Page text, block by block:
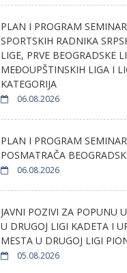
PLAN I PROGRAM
SPORTSKIH RADNIKA
LIGE, PRVE BEOGRADSKE
MEĐOUPŠTINSKIH LIGA I
KATEGORIJA
06.08.2026
PLAN I PROGRAM
POSMATRAČA
06.08.2026
JAVNI POZIVI ZA POPUNU
U DRUGOJ LIGI KADETA I
MESTA U DRUGOJ LIGI
05.08.2026